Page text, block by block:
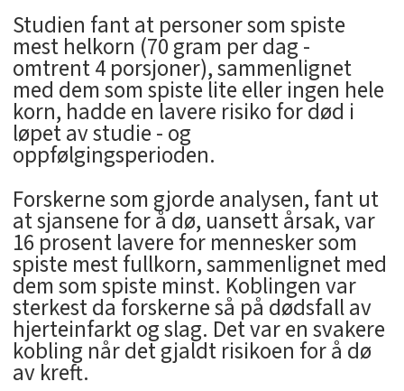
Studien fant at personer som spiste
mest helkorn (70 gram per dag -
omtrent 4 porsjoner), sammenlignet
med dem som spiste lite eller ingen hele
korn, hadde en lavere risiko for død i
løpet av studie - og
oppfølgingsperioden.
Forskerne som gjorde analysen, fant ut
at sjansene for å dø, uansett årsak, var
16 prosent lavere for mennesker som
spiste mest fullkorn, sammenlignet med
dem som spiste minst. Koblingen var
sterkest da forskerne så på dødsfall av
hjerteinfarkt og slag. Det var en svakere
kobling når det gjaldt risikoen for å dø
av kreft.